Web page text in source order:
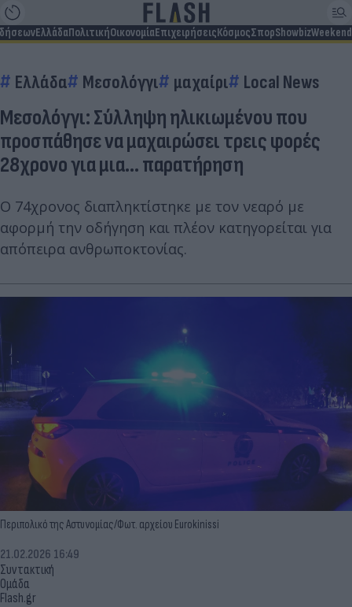
ΕλλάδαΠολιτικήΟικονομίαΕπιχειρήσειςΚόσμοςΣπορShowbizWeekend
Ελλάδα Μεσολόγγι μαχαίρι Local News
Μεσολόγγι: Σύλληψη ηλικιωμένου που
προσπάθησε να μαχαιρώσει τρεις φορές
28χρονο για μια... παρατήρηση
Ο 74χρονος διαπληκτίστηκε με τον νεαρό με
αφορμή την οδήγηση και πλέον κατηγορείται για
απόπειρα ανθρωποκτονίας.
Περιπολικό της Αστυνομίας/Φωτ. αρχείου Eurokinissi
Συντακτική
Ομάδα
Flash.gr
21.02.2026 16:49